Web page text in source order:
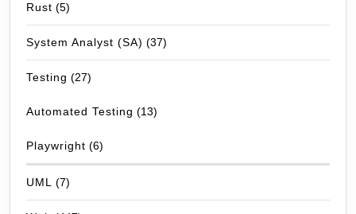
Rust (5)
System Analyst (SA) (37)
Testing (27)
Automated Testing (13)
Playwright (6)
UML (7)